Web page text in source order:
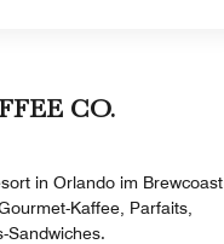
CO.
in Orlando im Brewcoast
Kaffee, Parfaits,
Sandwiches.